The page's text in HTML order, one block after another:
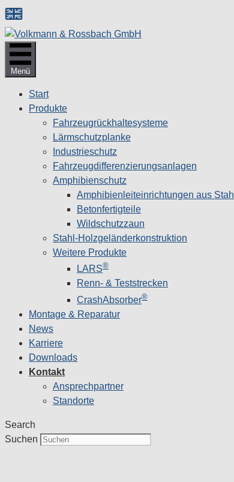
Zum
Inhalt
springen
Menü
Start
Produkte
Fahrzeugrückhaltesysteme
Lärmschutzplanke
Industrieschutz
Fahrzeug­differenzierungsanlagen
Amphibienschutz
Amphibienleiteinrichtungen aus Stahl
Betonfertigteile
Wildschutzzaun
Stahl-Holzgeländerkonstruktion
Weitere Produkte
LARS®
Renn- & Teststrecken
CrashAbsorber®
Montage & Reparatur
News
Karriere
Downloads
Kontakt
Ansprechpartner
Standorte
Search
Suchen